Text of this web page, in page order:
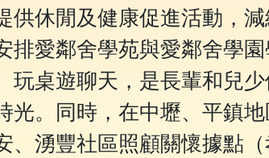
供休閒及健康促進活動，
排愛鄰舍學苑與愛鄰舍學
玩桌遊聊天，是長輩和兒
光。同時，在中壢、平鎮
、湧豐社區照顧關懷據點